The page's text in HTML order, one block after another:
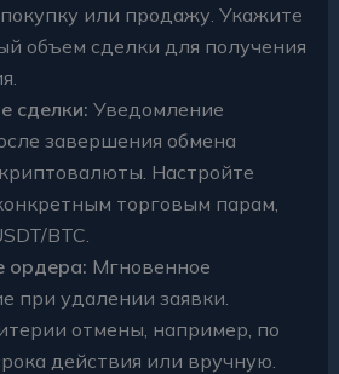
или продажу. Укажите
объем сделки для получения
сделки: Уведомление
завершения обмена
Настройте
торговым парам,
BTC.
ордера: Мгновенное
при удалении заявки.
отмены, например, по
действия или вручную.